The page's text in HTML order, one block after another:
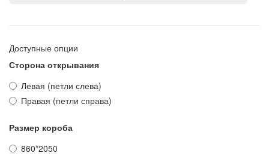
Доступные опции
Сторона открывания
Левая (петли слева)
Правая (петли справа)
Размер короба
860*2050